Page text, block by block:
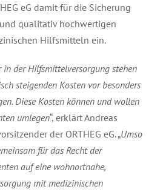
eG damit für die Sicherung
qualitativ hochwertigen
Hilfsmitteln ein.
in der Hilfsmittelversorgung stehen
steigenden Kosten vor besonders
Diese Kosten können und wollen
umlegen“, erklärt Andreas
der ORTHEG eG. „Umso
für das Recht der
auf eine wohnortnahe,
mit medizinischen